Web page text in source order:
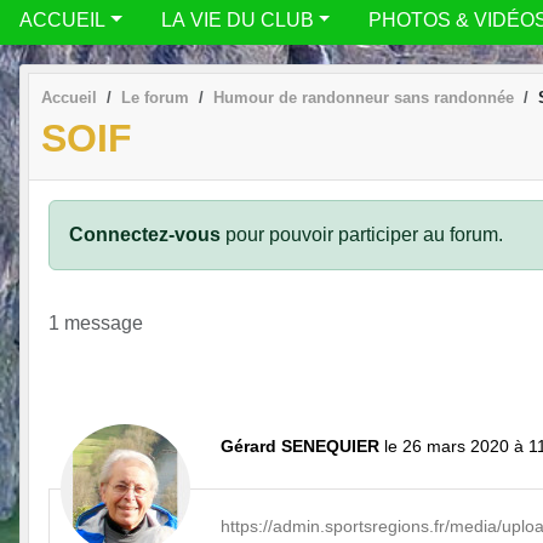
ACCUEIL LA VIE DU CLUB PHOTOS &
Accueil Le forum Humour de randonneur sans randonnée
SOIF
Connectez-vous pour pouvoir participer au forum.
1 message
Gérard SENEQUIER le 26 mars 2020 à
https://admin.sportsregions.fr/media/